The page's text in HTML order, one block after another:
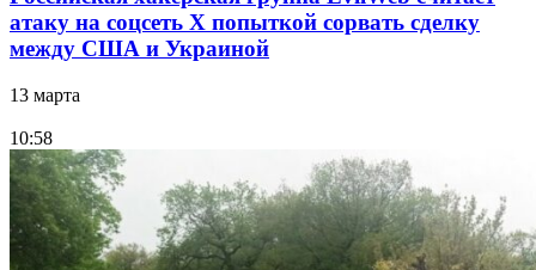
атаку на соцсеть Х попыткой сорвать сделку
между США и Украиной
13 марта
10:58